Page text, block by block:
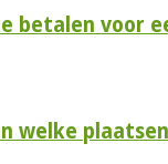
voor
welke